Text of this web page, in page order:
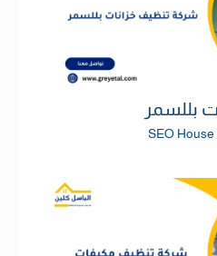
بللسمر
SEO House